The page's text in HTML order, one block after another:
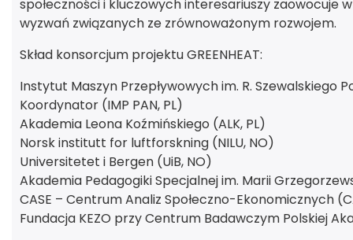
społeczności i kluczowych interesariuszy zaowocuje
wyzwań związanych ze zrównoważonym rozwojem.
Skład konsorcjum projektu GREENHEAT:
Instytut Maszyn Przepływowych im. R. Szewalskiego
Koordynator (IMP PAN, PL)
Akademia Leona Koźmińskiego (ALK, PL)
Norsk institutt for luftforskning (NILU, NO)
Universitetet i Bergen (UiB, NO)
Akademia Pedagogiki Specjalnej im. Marii
CASE – Centrum Analiz Społeczno-Ekonomicznych
Fundacja KEZO przy Centrum Badawczym Polskiej